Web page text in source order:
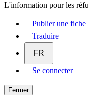
L'information pour les
Publier une fiche
Traduire
FR
Se connecter
Fermer